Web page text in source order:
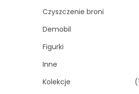
Czyszczenie broni
Demobil
Figurki
Inne
Kolekcje